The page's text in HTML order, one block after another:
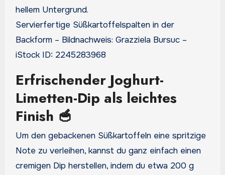
Servierfertige Süßkartoffelspalten in der
Backform – Bildnachweis: Grazziela Bursuc –
iStock ID: 2245283968
Erfrischender Joghurt-
Limetten-Dip als leichtes
Finish 🥣
Um den gebackenen Süßkartoffeln eine spritzige
Note zu verleihen, kannst du ganz einfach einen
cremigen Dip herstellen, indem du etwa 200 g